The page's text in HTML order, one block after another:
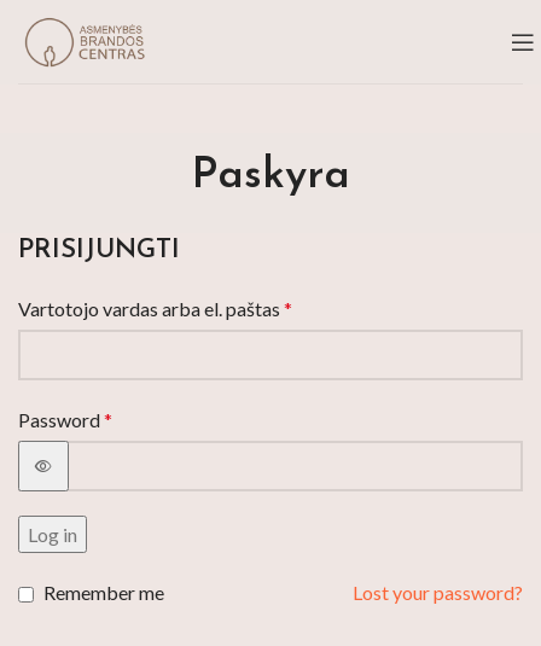
Paskyra
PRISIJUNGTI
Vartotojo vardas arba el. paštas *
Password*
Log in
Lost your password?
Remember me